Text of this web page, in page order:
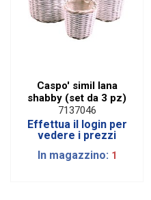
Caspo' simil lana
shabby (set da 3 pz)
7137046
Effettua il login per
vedere i prezzi
In magazzino: 1